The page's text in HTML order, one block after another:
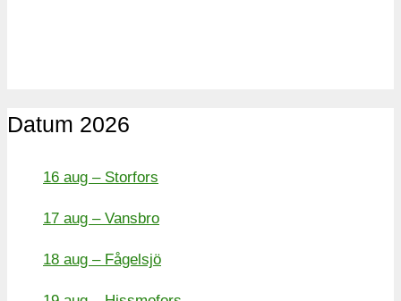
Datum 2026
16 aug – Storfors
17 aug – Vansbro
18 aug – Fågelsjö